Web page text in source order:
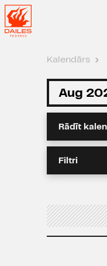
Kalendārs ›
Rādīt
Filtri